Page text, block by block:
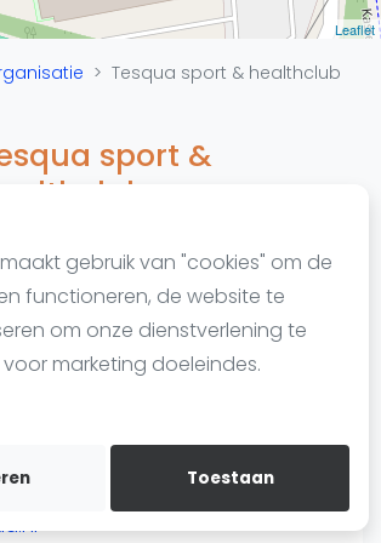
gebruik van "cookies" om de
functioneren, de website te
om onze dienstverlening te
marketing doeleindes.
Toestaan
Community
Leaflet
Tesqua sport & healthclub
sport &
3